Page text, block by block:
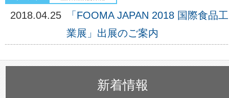
2018.04.25
「FOOMA JAPAN 2018 国際食品工
業展」出展のご案内
新着情報